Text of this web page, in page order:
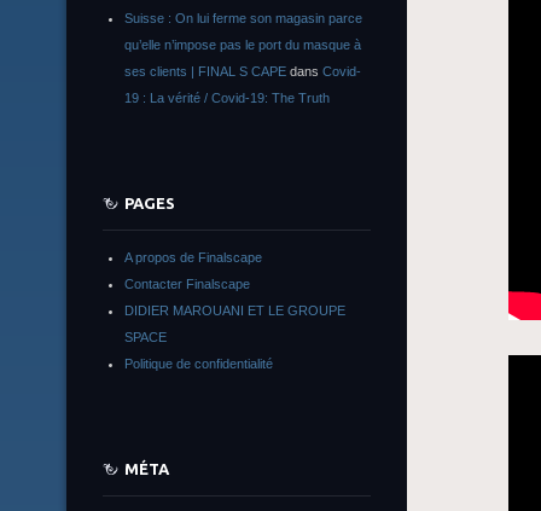
Suisse : On lui ferme son magasin parce
qu’elle n’impose pas le port du masque à
ses clients | FINAL S CAPE dans Covid-
19 : La vérité / Covid-19: The Truth
PAGES
A propos de Finalscape
Contacter Finalscape
DIDIER MAROUANI ET LE GROUPE
SPACE
Politique de confidentialité
MÉTA